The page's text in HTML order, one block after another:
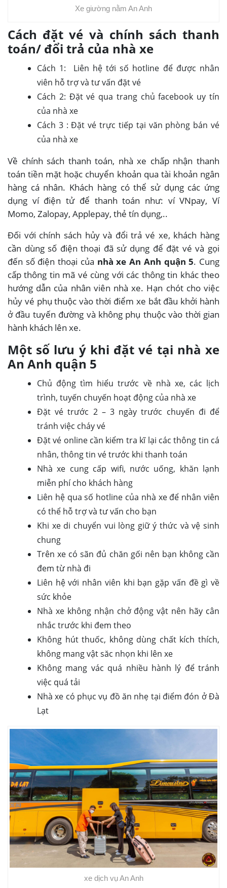
Xe giường nằm An Anh
Cách đặt vé và chính sách thanh
toán/ đổi trả của nhà xe
Cách 1: Liên hệ tới số hotline để được nhân
viên hỗ trợ và tư vấn đặt vé
Cách 2: Đặt vé qua trang chủ facebook uy tín
của nhà xe
Cách 3 : Đặt vé trực tiếp tại văn phòng bán vé
của nhà xe
Về chính sách thanh toán, nhà xe chấp nhận thanh
toán tiền mặt hoặc chuyển khoản qua tài khoản ngân
hàng cá nhân. Khách hàng có thể sử dụng các ứng
dụng ví điện tử để thanh toán như: ví VNpay, Ví
Momo, Zalopay, Applepay, thẻ tín dụng,..
Đối với chính sách hủy và đổi trả vé xe, khách hàng
cần dùng số điện thoại đã sử dụng để đặt vé và gọi
đến số điện thoại của nhà xe An Anh quận 5. Cung
cấp thông tin mã vé cùng với các thông tin khác theo
hướng dẫn của nhân viên nhà xe. Hạn chót cho việc
hủy vé phụ thuộc vào thời điểm xe bắt đầu khởi hành
ở đầu tuyến đường và không phụ thuộc vào thời gian
hành khách lên xe.
Một số lưu ý khi đặt vé tại nhà xe
An Anh quận 5
Chủ động tìm hiểu trước về nhà xe, các lịch
trình, tuyến chuyến hoạt động của nhà xe
Đặt vé trước 2 – 3 ngày trước chuyến đi để
tránh việc cháy vé
Đặt vé online cần kiểm tra kĩ lại các thông tin cá
nhân, thông tin vé trước khi thanh toán
Nhà xe cung cấp wifi, nước uống, khăn lạnh
miễn phí cho khách hàng
Liên hệ qua số hotline của nhà xe để nhân viên
có thể hỗ trợ và tư vấn cho bạn
Khi xe di chuyển vui lòng giữ ý thức và vệ sinh
chung
Trên xe có sãn đủ chăn gối nên bạn không cần
đem từ nhà đi
Liên hệ với nhân viên khi bạn gặp vấn đề gì về
sức khỏe
Nhà xe không nhận chở động vật nên hãy cân
nhắc trước khi đem theo
Không hút thuốc, không dùng chất kích thích,
không mang vật săc nhọn khi lên xe
Không mang vác quá nhiều hành lý để tránh
việc quá tải
Nhà xe có phục vụ đồ ăn nhẹ tại điểm đón ở Đà
Lạt
xe dịch vụ An Anh